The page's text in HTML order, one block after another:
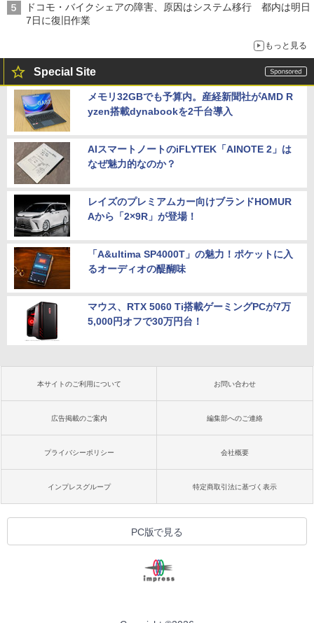
ドコモ・バイクシェアの障害、原因はシステム移行 都内は明日
7日に復旧作業
もっと見る
Special Site
メモリ32GBでも予算内。産経新聞社がAMD R
yzen搭載dynabookを2千台導入
AIスマートノートのiFLYTEK「AINOTE 2」は
なぜ魅力的なのか？
レイズのプレミアムカー向けブランドHOMUR
Aから「2×9R」が登場！
「A&ultima SP4000T」の魅力！ポケットに入
るオーディオの醍醐味
マウス、RTX 5060 Ti搭載ゲーミングPCが7万
5,000円オフで30万円台！
本サイトのご利用について お問い合わせ
広告掲載のご案内 編集部へのご連絡
プライバシーポリシー 会社概要
インプレスグループ 特定商取引法に基づく表示
PC版で見る